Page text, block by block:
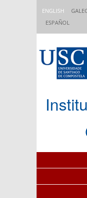
ENGLISH
ESPAÑOL